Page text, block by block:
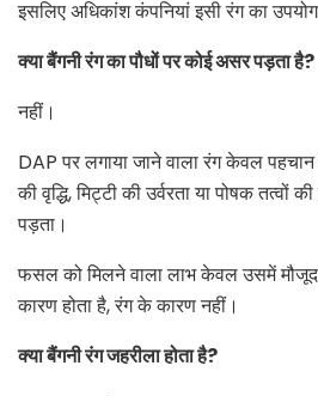
इसलिए अधिकांश कंपनियां इसी रंग का
क्या बैंगनी रंग का पौधों पर कोई असर पड़ता है?
नहीं।
DAP पर लगाया जाने वाला रंग केवल
की वृद्धि, मिट्टी की उर्वरता या पोषक तत्वों
पड़ता।
फसल को मिलने वाला लाभ केवल उसमें
कारण होता है, रंग के कारण नहीं।
क्या बैंगनी रंग जहरीला होता है?